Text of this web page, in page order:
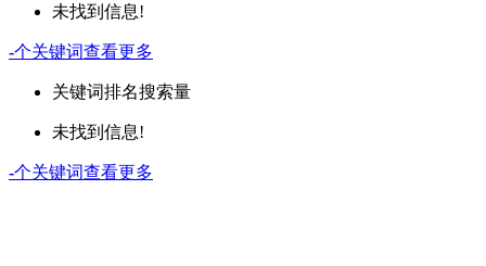
未找到信息!
-个关键词查看更多
关键词排名搜索量
未找到信息!
-个关键词查看更多